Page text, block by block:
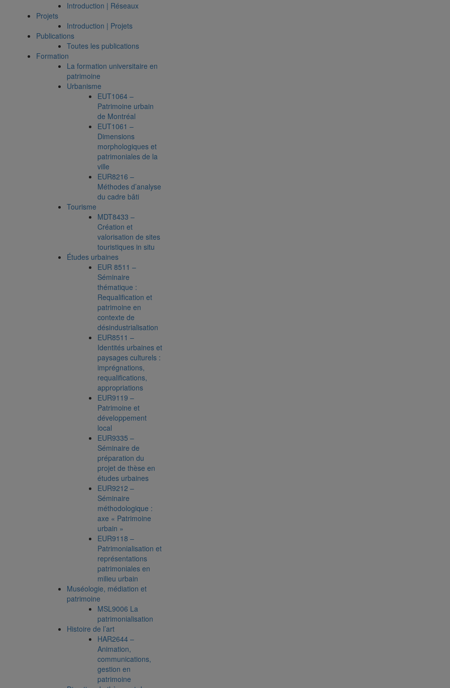
Introduction | Réseaux
Projets
Introduction | Projets
Publications
Toutes les publications
Formation
La formation universitaire en
patrimoine
Urbanisme
EUT1064 –
Patrimoine urbain
de Montréal
EUT1061 –
Dimensions
morphologiques et
patrimoniales de la
ville
EUR8216 –
Méthodes d’analyse
du cadre bâti
Tourisme
MDT8433 –
Création et
valorisation de sites
touristiques in situ
Études urbaines
EUR 8511 –
Séminaire
thématique :
Requalification et
patrimoine en
contexte de
désindustrialisation
EUR8511 –
Identités urbaines et
paysages culturels :
imprégnations,
requalifications,
appropriations
EUR9119 –
Patrimoine et
développement
local
EUR9335 –
Séminaire de
préparation du
projet de thèse en
études urbaines
EUR9212 –
Séminaire
méthodologique :
axe « Patrimoine
urbain »
EUR9118 –
Patrimonialisation et
représentations
patrimoniales en
milieu urbain
Muséologie, médiation et
patrimoine
MSL9006 La
patrimonialisation
Histoire de l’art
HAR2644 –
Animation,
communications,
gestion en
patrimoine